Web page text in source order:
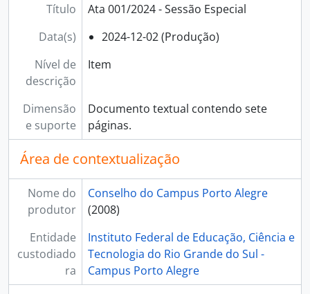
Título
Ata 001/2024 - Sessão Especial
Data(s)
2024-12-02 (Produção)
Nível de
descrição
Item
Dimensão
e suporte
Documento textual contendo sete
páginas.
Área de contextualização
Nome do
produtor
Conselho do Campus Porto Alegre
(2008)
Entidade
custodiado
ra
Instituto Federal de Educação, Ciência e
Tecnologia do Rio Grande do Sul -
Campus Porto Alegre